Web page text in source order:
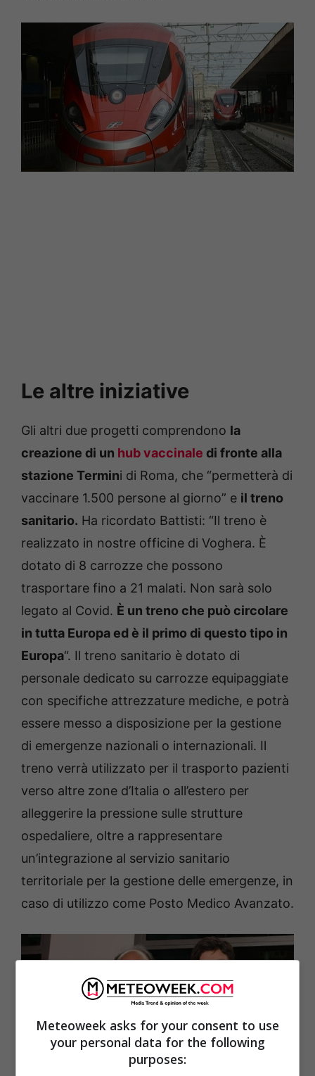
Le altre iniziative
Gli altri due progetti comprendono la
creazione di un hub vaccinale di fronte alla
stazione Termini di Roma, che “permetterà di
vaccinare 1.500 persone al giorno” e il treno
sanitario. Ha ricordato Battisti: “Il treno è
realizzato in nostre officine di Voghera. È
dotato di 8 carrozze che possono
trasportare fino a 21 malati. Non sarà solo
legato al Covid. È un treno che può circolare
in tutta Europa ed è il primo di questo tipo in
Europa“. Il treno sanitario è dotato di
personale dedicato su carrozze equipaggiate
con specifiche attrezzature mediche, e potrà
essere messo a disposizione per la gestione
di emergenze nazionali o internazionali. Il
treno verrà utilizzato per il trasporto pazienti
verso altre zone d’Italia o all’estero per
alleggerire la pressione sulle strutture
ospedaliere, oltre a rappresentare
un’integrazione al servizio sanitario
territoriale per la gestione delle emergenze, in
caso di utilizzo come Posto Medico Avanzato.
Meteoweek asks for your consent to use
your personal data for the following
purposes: